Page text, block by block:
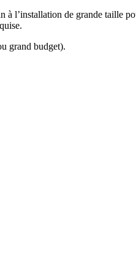
à l’installation de grande taille
grand budget).